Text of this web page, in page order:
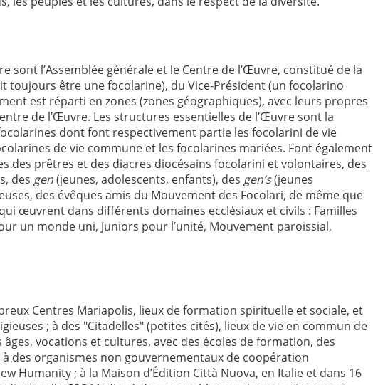
sont l’Assemblée générale et le Centre de l’Œuvre, constitué de la
toujours être une focolarine), du Vice-Président (un focolarino
est réparti en zones (zones géographiques), avec leurs propres
de l’Œuvre. Les structures essentielles de l’Œuvre sont la
dont font respectivement partie les focolarini de vie
de vie commune et les focolarines mariées. Font également
des prêtres et des diacres diocésains focolarini et volontaires, des
des gen(jeunes, adolescents, enfants), des gen’s(jeunes
des évêques amis du Mouvement des Focolari, de même que
œuvrent dans différents domaines ecclésiaux et civils : Familles
un monde uni, Juniors pour l’unité, Mouvement paroissial,
Centres Mariapolis, lieux de formation spirituelle et sociale, et
; à des "Citadelles" (petites cités), lieux de vie en commun de
vocations et cultures, avec des écoles de formation, des
des organismes non gouvernementaux de coopération
Humanity ; à la Maison d’Édition Città Nuova, en Italie et dans 16